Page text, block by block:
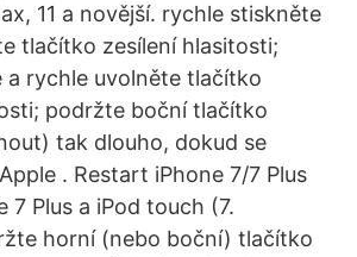
11 a novější. rychle stiskněte
tlačítko zesílení hlasitosti;
a rychle uvolněte tlačítko
podržte boční tlačítko
tak dlouho, dokud se
. Restart iPhone 7/7 Plus
7 Plus a iPod touch (7.
horní (nebo boční) tlačítko